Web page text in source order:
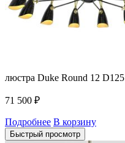
люстра Duke Round 12 D125
71 500 ₽
Подробнее В корзину
Быстрый просмотр